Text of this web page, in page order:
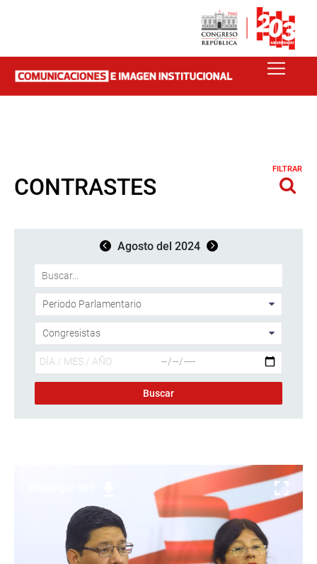
CONTRASTES
FILTRAR
Agosto del 2024